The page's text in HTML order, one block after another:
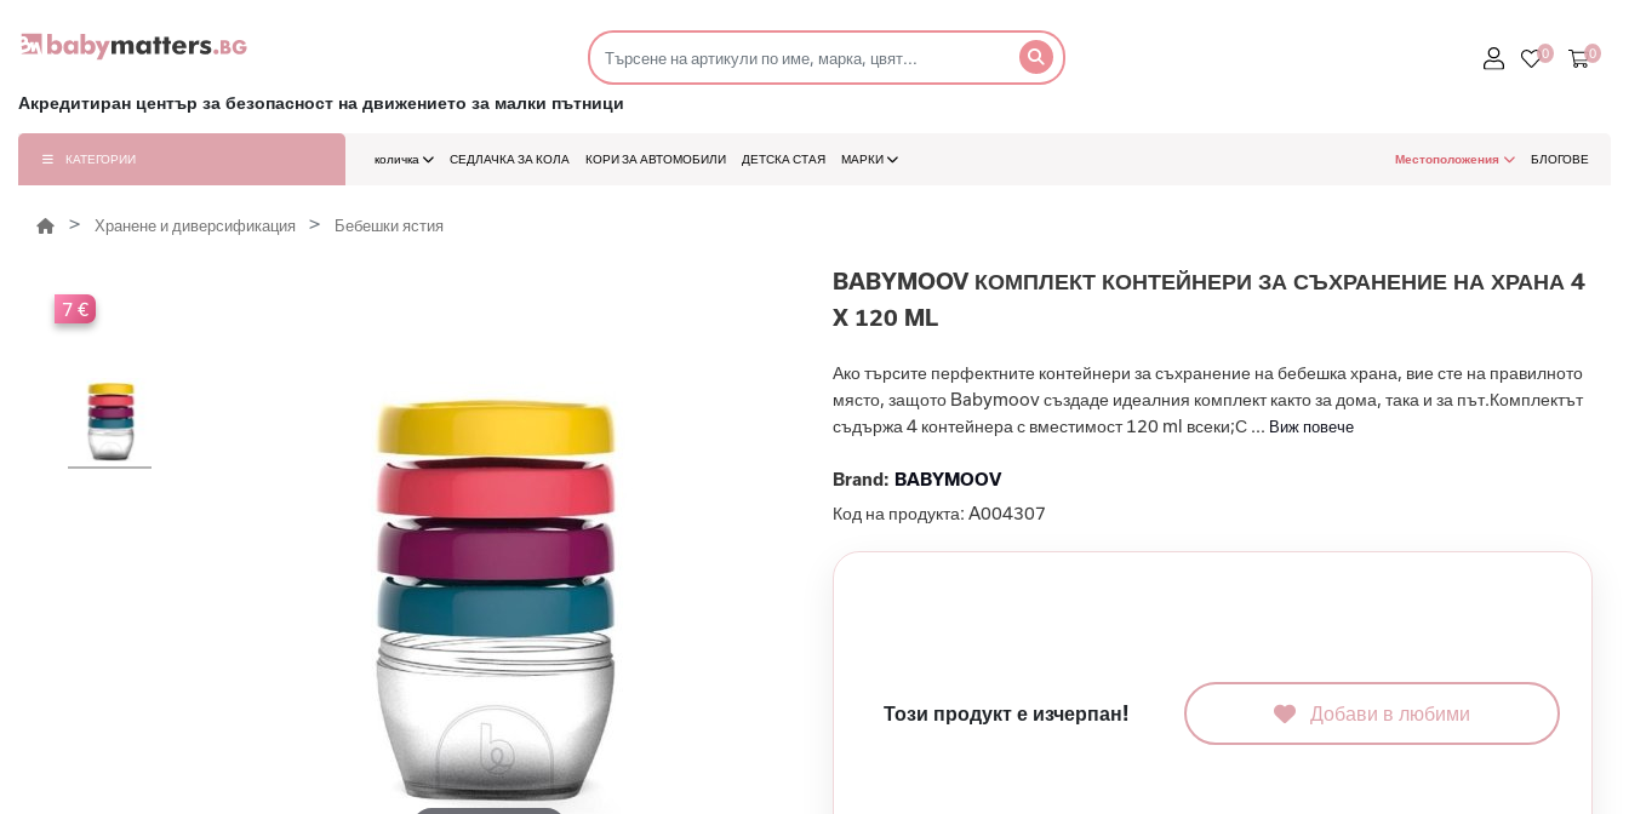
Акредитиран център за безопасност на движението за малки пътници
КАТЕГОРИИ количка СЕДЛАЧКА ЗА КОЛА КОРИ ЗА АВТОМОБИЛИ ДЕТСКА СТАЯ МАРКИ Местоположения БЛОГОВЕ
Хранене и диверсификация Бебешки ястия
7 €
BABYMOOV КОМПЛЕКТ КОНТЕЙНЕРИ ЗА СЪХРАНЕНИЕ НА ХРАНА 4
X 120 ML
Ако търсите перфектните контейнери за съхранение на бебешка храна, вие сте на правилното
място, защото Babymoov създаде идеалния комплект както за дома, така и за път.Комплектът
съдържа 4 контейнера с вместимост 120 ml всеки;С ... Виж повече
Brand: BABYMOOV
Код на продукта: A004307
Този продукт е изчерпан! Добави в любими